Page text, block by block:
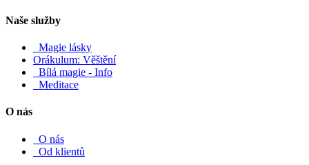
Naše služby
Magie lásky
Orákulum: Věštění
Bílá magie - Info
Meditace
O nás
O nás
Od klientů